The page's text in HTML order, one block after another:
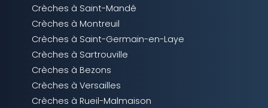
Crèches à Saint-Mandé
Crèches à Montreuil
Crèches à Saint-Germain-en-Laye
Crèches à Sartrouville
Crèches à Bezons
Crèches à Versailles
Crèches à Rueil-Malmaison